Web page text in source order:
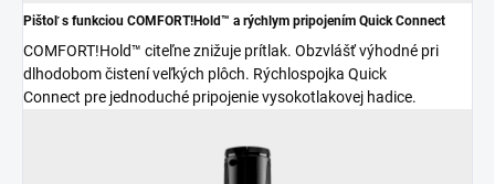
Pištoľ s funkciou COMFORT!Hold™ a rýchlym pripojením Quick Connect
COMFORT!Hold™ citeľne znižuje prítlak. Obzvlášť výhodné pri
dlhodobom čistení veľkých plôch. Rýchlospojka Quick
Connect pre jednoduché pripojenie vysokotlakovej hadice.